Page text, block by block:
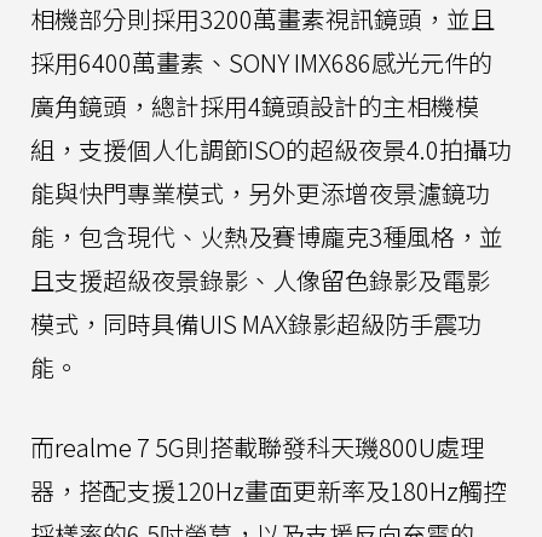
相機部分則採用3200萬畫素視訊鏡頭，並且
採用6400萬畫素、SONY IMX686感光元件的
廣角鏡頭，總計採用4鏡頭設計的主相機模
組，支援個人化調節ISO的超級夜景4.0拍攝功
能與快門專業模式，另外更添增夜景濾鏡功
能，包含現代、火熱及賽博龐克3種風格，並
且支援超級夜景錄影、人像留色錄影及電影
模式，同時具備UIS MAX錄影超級防手震功
能。
而realme 7 5G則搭載聯發科天璣800U處理
器，搭配支援120Hz畫面更新率及180Hz觸控